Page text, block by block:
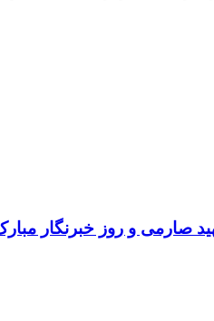
صارمی و روز خبرنگار